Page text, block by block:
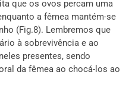
que os ovos percam uma
a fêmea mantém-se
(Fig.8). Lembremos que
à sobrevivência e ao
presentes, sendo
da fêmea ao chocá-los ao